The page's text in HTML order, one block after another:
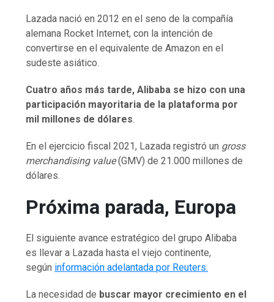
Lazada nació en 2012 en el seno de la compañía
alemana Rocket Internet, con la intención de
convertirse en el equivalente de Amazon en el
sudeste asiático.
Cuatro años más tarde, Alibaba se hizo con una
participación mayoritaria de la plataforma por
mil millones de dólares.
En el ejercicio fiscal 2021, Lazada registró un gross
merchandising value(GMV) de 21.000 millones de
dólares.
Próxima parada, Europa
El siguiente avance estratégico del grupo Alibaba
es llevar a Lazada hasta el viejo continente,
según información adelantada por Reuters.
La necesidad de buscar mayor crecimiento en el